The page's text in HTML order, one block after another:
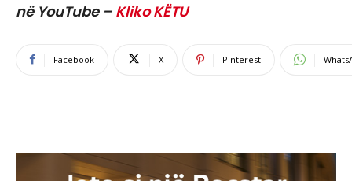
në YouTube – Kliko KËTU
Facebook X Pinterest